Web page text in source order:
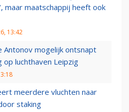
maar maatschappij heeft ook
13:42
Antonov mogelijk ontsnapt
op luchthaven Leipzig
meerdere vluchten naar
staking